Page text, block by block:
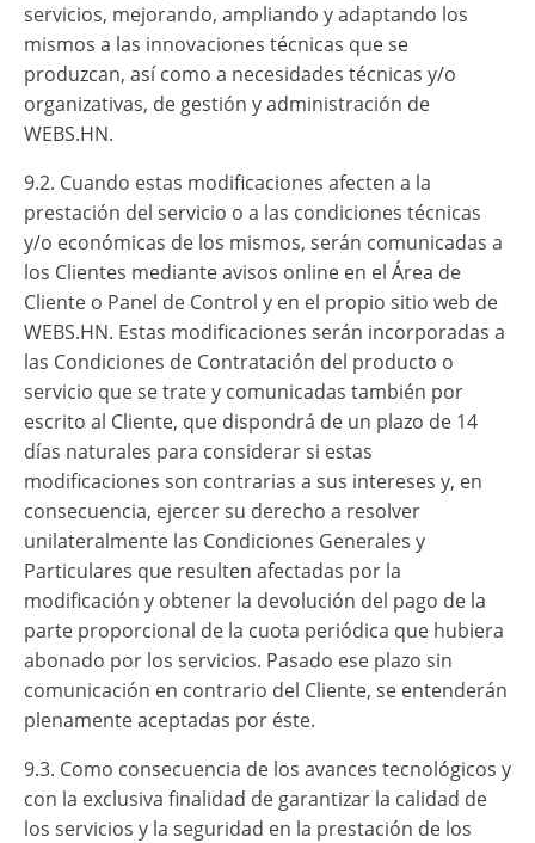
servicios, mejorando, ampliando y adaptando los
mismos a las innovaciones técnicas que se
produzcan, así como a necesidades técnicas y/o
organizativas, de gestión y administración de
WEBS.HN.
9.2. Cuando estas modificaciones afecten a la
prestación del servicio o a las condiciones técnicas
y/o económicas de los mismos, serán comunicadas a
los Clientes mediante avisos online en el Área de
Cliente o Panel de Control y en el propio sitio web de
WEBS.HN. Estas modificaciones serán incorporadas a
las Condiciones de Contratación del producto o
servicio que se trate y comunicadas también por
escrito al Cliente, que dispondrá de un plazo de 14
días naturales para considerar si estas
modificaciones son contrarias a sus intereses y, en
consecuencia, ejercer su derecho a resolver
unilateralmente las Condiciones Generales y
Particulares que resulten afectadas por la
modificación y obtener la devolución del pago de la
parte proporcional de la cuota periódica que hubiera
abonado por los servicios. Pasado ese plazo sin
comunicación en contrario del Cliente, se entenderán
plenamente aceptadas por éste.
9.3. Como consecuencia de los avances tecnológicos y
con la exclusiva finalidad de garantizar la calidad de
los servicios y la seguridad en la prestación de los